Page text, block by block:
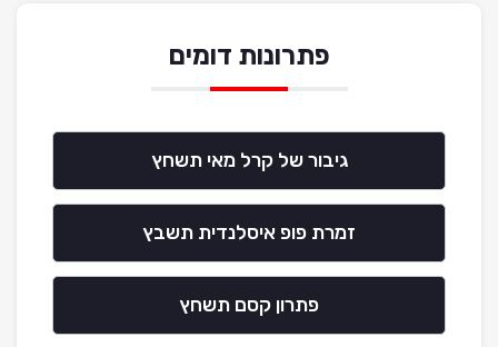
פתרונות דומים
גיבור של קרל מאי תשחץ
זמרת פופ איסלנדית תשבץ
פתרון קסם תשחץ